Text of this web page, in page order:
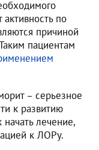
по
причиной
пациентам
– серьезное
к развитию
лечение,
к ЛОРу.